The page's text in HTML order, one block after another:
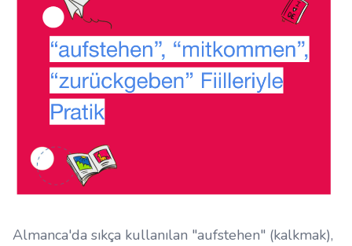
Almanca'da sıkça kullanılan "aufstehen" (kalkmak),